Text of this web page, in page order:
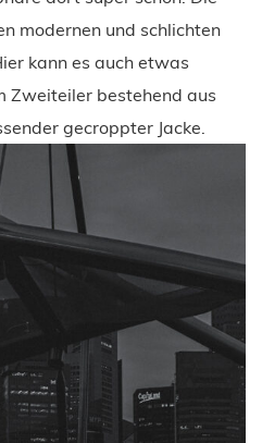
modernen und schlichten
kann es auch etwas
Zweiteiler bestehend aus
gecroppter Jacke.